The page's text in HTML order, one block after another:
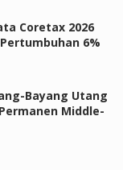
Coretax 2026
6%
Bayang Utang
Middle-